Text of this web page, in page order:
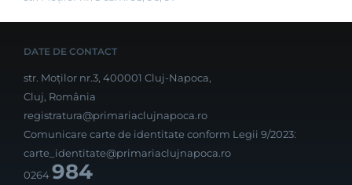
DATE DE CONTACT
str. Moților nr.3, 400001 Cluj-Napoca,
Cluj, România
registratura@primariaclujnapoca.ro
Comunicare carte de identitate conform Legii 9/2023:
carte_identitate@primariaclujnapoca.ro
0264984